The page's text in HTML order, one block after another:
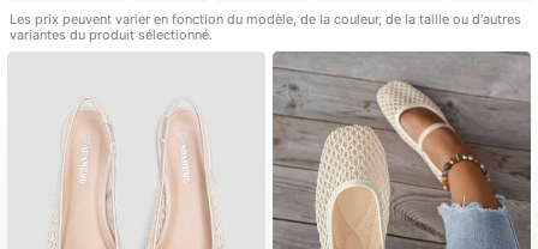
Les prix peuvent varier en fonction du modèle, de la couleur, de la taille ou d'autres
variantes du produit sélectionné.